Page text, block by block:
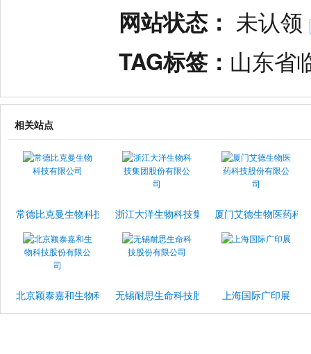
网站状态： 未认领
TAG标签： 山东省
相关站点
常德比克曼生物科技有限公司浙江大洋生物科技集团股份有限公司
厦门艾德生物医药科
北京颖泰嘉和生物科技股份有限公司无锡耐思生命科技股份有限公司上海国际广印展